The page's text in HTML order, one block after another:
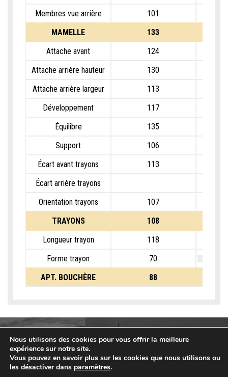
Membres vue arrière
101
MAMELLE
133
Attache avant
124
Attache arrière hauteur
130
Attache arrière largeur
113
Développement
117
Équilibre
135
Support
106
Écart avant trayons
113
Écart arrière trayons
Orientation trayons
107
TRAYONS
108
Longueur trayon
118
Forme trayon
70
APT. BOUCHÈRE
88
Nous utilisons des cookies pour vous offrir la meilleure
expérience sur notre site.
Vous pouvez en savoir plus sur les cookies que nous utilisons ou
les désactiver dans paramètres.